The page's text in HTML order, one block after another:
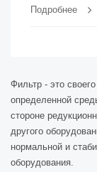
другого
Подробнее
Фильтр - это
определенной
стороне
другого
нормальной и
оборудования.